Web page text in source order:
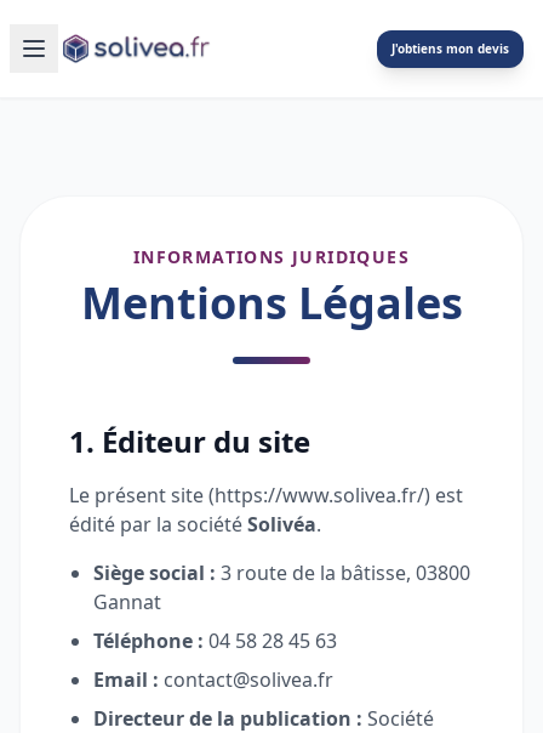
J'obtiens mon devis
INFORMATIONS JURIDIQUES
Mentions Légales
1. Éditeur du site
Le présent site (https://www.solivea.fr/) est
édité par la sociétéSolivéa.
Siège social : 3 route de la bâtisse, 03800
Gannat
Téléphone : 04 58 28 45 63
Email : contact@solivea.fr
Directeur de la publication : Société